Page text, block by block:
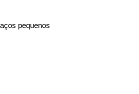
pequenos